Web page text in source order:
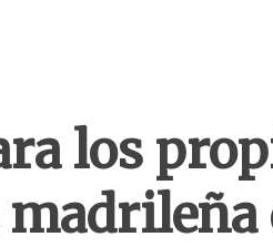
los
madrileña